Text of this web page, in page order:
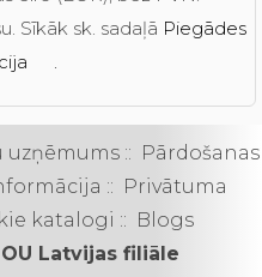
Sīkāk sk. sadaļā Piegādes
uzņēmums:: Pārdošanas
:: Privātuma
katalogi :: Blogs
Latvijas filiāle